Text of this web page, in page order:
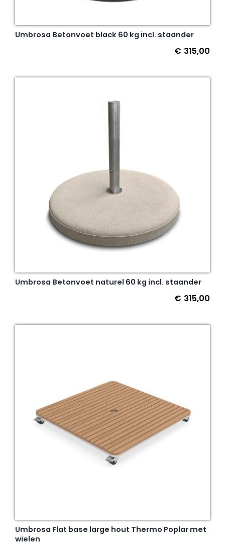
Umbrosa Betonvoet black 60 kg incl. staander
€ 315,00
Umbrosa Betonvoet naturel 60 kg incl. staander
€ 315,00
Umbrosa Flat base large hout Thermo Poplar met
wielen